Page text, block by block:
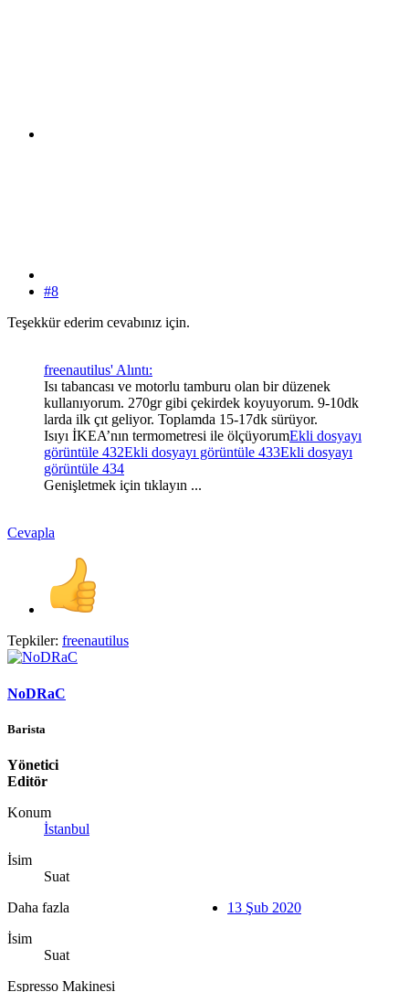
#8
Teşekkür ederim cevabınız için.
freenautilus' Alıntı:
Isı tabancası ve motorlu tamburu olan bir düzenek
kullanıyorum. 270gr gibi çekirdek koyuyorum. 9-10dk
larda ilk çıt geliyor. Toplamda 15-17dk sürüyor.
Isıyı İKEA’nın termometresi ile ölçüyorumEkli dosyayı
görüntüle 432Ekli dosyayı görüntüle 433Ekli dosyayı
görüntüle 434
Genişletmek için tıklayın ...
Cevapla
Tepkiler: freenautilus
NoDRaC
Barista
Yönetici
Editör
Konum
İstanbul
İsim
Suat
Daha fazla
İsim
Suat
Espresso Makinesi
13 Şub 2020